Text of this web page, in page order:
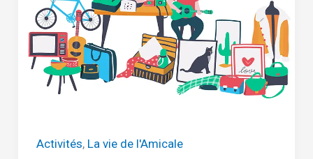
Activités, La vie de l'Amicale